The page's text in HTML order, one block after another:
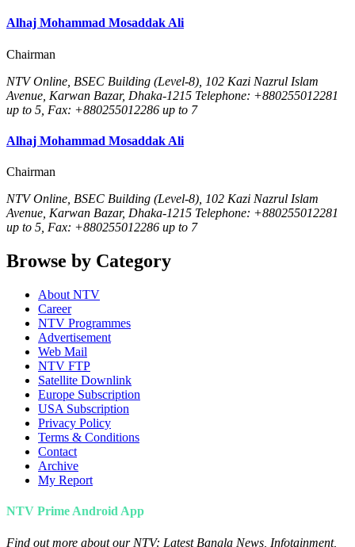
Alhaj Mohammad Mosaddak Ali
Chairman
NTV Online, BSEC Building (Level-8), 102 Kazi Nazrul Islam
Avenue, Karwan Bazar, Dhaka-1215 Telephone: +880255012281
up to 5, Fax: +880255012286 up to 7
Alhaj Mohammad Mosaddak Ali
Chairman
NTV Online, BSEC Building (Level-8), 102 Kazi Nazrul Islam
Avenue, Karwan Bazar, Dhaka-1215 Telephone: +880255012281
up to 5, Fax: +880255012286 up to 7
Browse by Category
About NTV
Career
NTV Programmes
Advertisement
Web Mail
NTV FTP
Satellite Downlink
Europe Subscription
USA Subscription
Privacy Policy
Terms & Conditions
Contact
Archive
My Report
NTV Prime Android App
Find out more about our NTV: Latest Bangla News, Infotainment,